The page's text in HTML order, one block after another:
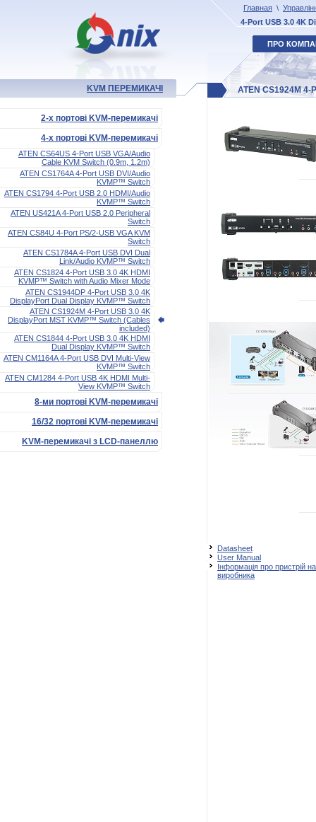
Главная \
4-Port USB 3.0 4K
ПРО
ATEN CS1924M
KVM ПЕРЕМИКАЧІ
2-х портові KVM-перемикачі
4-х портові KVM-перемикачі
ATEN CS64US 4-Port USB VGA/Audio
Cable KVM Switch (0.9m, 1.2m)
ATEN CS1764A 4-Port USB DVI/Audio
KVMP™ Switch
ATEN CS1794 4-Port USB 2.0 HDMI/Audio
KVMP™ Switch
ATEN US421A 4-Port USB 2.0 Peripheral
Switch
ATEN CS84U 4-Port PS/2-USB VGA KVM
Switch
ATEN CS1784A 4-Port USB DVI Dual
Link/Audio KVMP™ Switch
ATEN CS1824 4-Port USB 3.0 4K HDMI
KVMP™ Switch with Audio Mixer Mode
ATEN CS1944DP 4-Port USB 3.0 4K
DisplayPort Dual Display KVMP™ Switch
ATEN CS1924M 4-Port USB 3.0 4K
DisplayPort MST KVMP™ Switch (Cables
included)
ATEN CS1844 4-Port USB 3.0 4K HDMI
Dual Display KVMP™ Switch
ATEN CM1164A 4-Port USB DVI Multi-View
KVMP™ Switch
ATEN CM1284 4-Port USB 4K HDMI Multi-
View KVMP™ Switch
8-ми портові KVM-перемикачі
16/32 портові KVM-перемикачі
KVM-перемикачі з LCD-панеллю
Datasheet
User Manual
Інформація про пристрій на
виробника